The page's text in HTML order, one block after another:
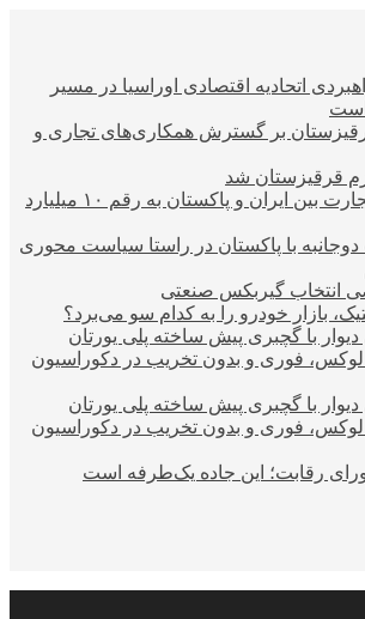
اتحادیه اقتصادی اوراسیا در مسیر
قرقیزستان بر گسترش همکاری‌های تجاری و
قرقیزستان شد
افزایش حجم تجارت بین ایران و پاکستان به رقم ۱۰ میلیارد
دوجانبه با پاکستان در راستا سیاست محوری
انتخاب گیربکس صنعتی
بازار خودرو را به کدام سو می‌برد؟
دیوار با گچبری پیش ساخته پلی یورتان
فوری و بدون تخریب در دکوراسیون
دیوار با گچبری پیش ساخته پلی یورتان
فوری و بدون تخریب در دکوراسیون